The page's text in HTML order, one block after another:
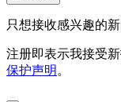
只想接收感兴趣的
注册即表示我接受
保护声明 。